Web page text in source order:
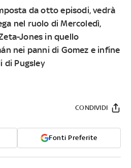
da otto episodi, vedrà
nel ruolo di Mercoledì,
Jones in quello
nei panni di Gomez e infine
di Pugsley
Fonti Preferite
CONDIVIDI